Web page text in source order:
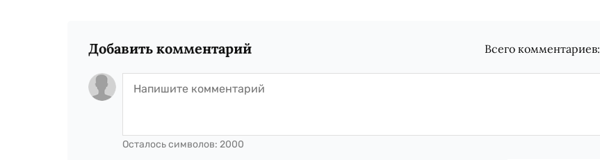
Добавить комментарий Всего комментариев:
Осталось символов: 2000